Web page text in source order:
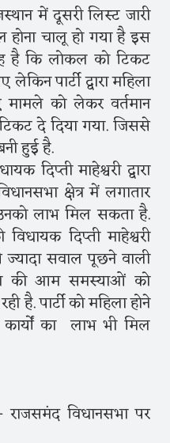
में दूसरी लिस्ट जारी
चालू हो गया है इस
है कि लोकल को टिकट
पार्टी द्वारा महिला
को लेकर वर्तमान
दे दिया गया. जिससे
हुई है.
दिप्ती माहेश्वरी द्वारा
क्षेत्र में लगातार
लाभ मिल सकता है.
दिप्ती माहेश्वरी
सवाल पूछने वाली
की आम समस्याओं को
है. पार्टी को महिला होने
का लाभ भी मिल
विधानसभा पर